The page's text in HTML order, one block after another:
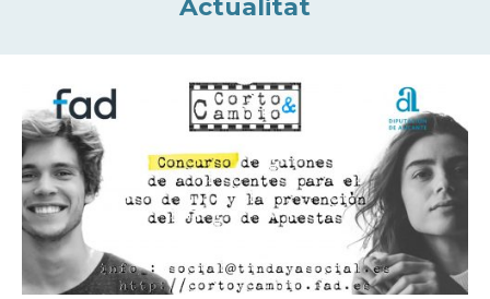
Actualitat